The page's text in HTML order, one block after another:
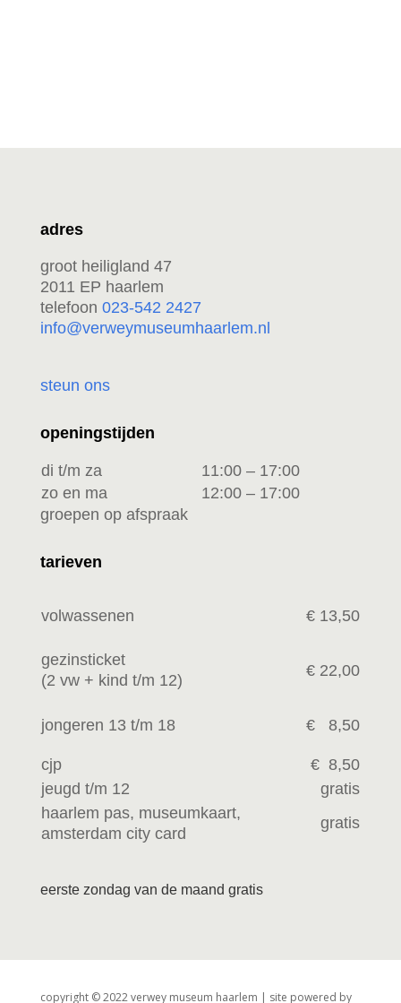
adres
groot heiligland 47
2011 EP haarlem
telefoon 023-542 2427
info@verweymuseumhaarlem.nl
steun ons
openingstijden
di t/m za
11:00 – 17:00
zo en ma
12:00 – 17:00
groepen op afspraak
tarieven
volwassenen € 13,50
gezinsticket
(2 vw + kind t/m 12)
€ 22,00
jongeren 13 t/m 18 € 8,50
cjp
€ 8,50
jeugd t/m 12
gratis
haarlem pas, museumkaart,
amsterdam city card
gratis
eerste zondag van de maand gratis
copyright © 2022 verwey museum haarlem | site powered by